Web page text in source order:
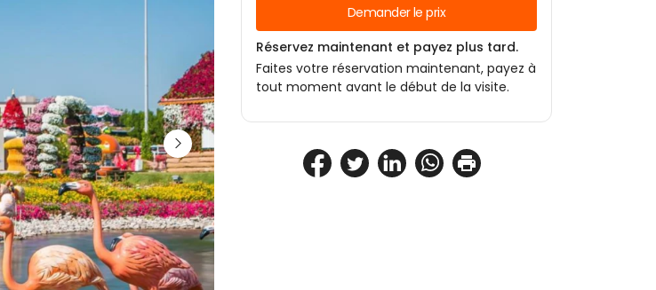
Demander le prix
Réservez maintenant et payez plus tard.
Faites votre réservation maintenant, payez à
tout moment avant le début de la visite.